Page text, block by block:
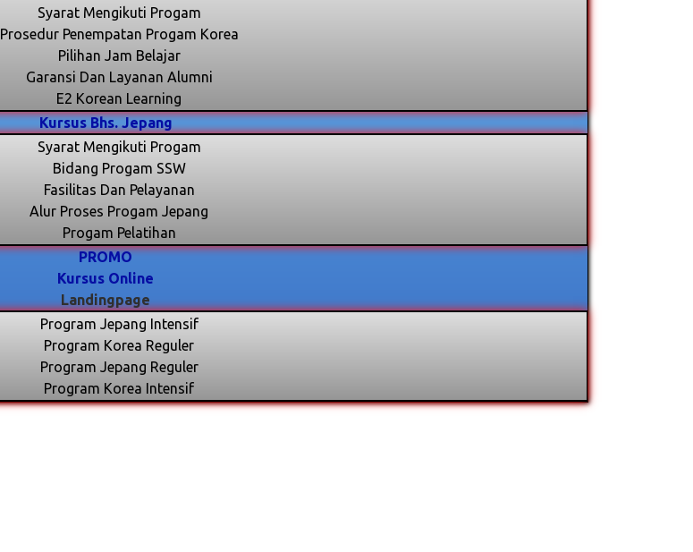
Syarat Mengikuti Progam
Prosedur Penempatan Progam Korea
Pilihan Jam Belajar
Garansi Dan Layanan Alumni
E2 Korean Learning
Kursus Bhs. Jepang
Syarat Mengikuti Progam
Bidang Progam SSW
Fasilitas Dan Pelayanan
Alur Proses Progam Jepang
Progam Pelatihan
PROMO
Kursus Online
Landingpage
Program Jepang Intensif
Program Korea Reguler
Program Jepang Reguler
Program Korea Intensif